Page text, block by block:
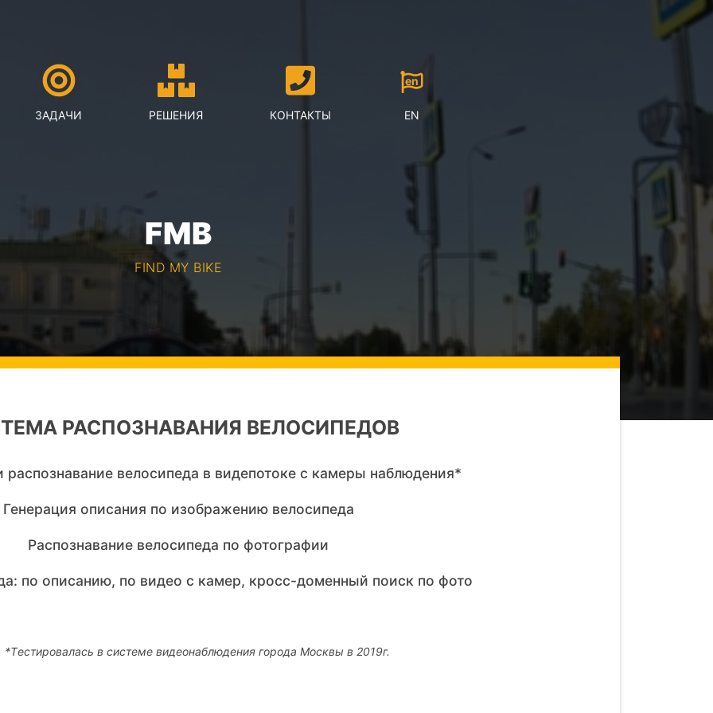
ЗАДАЧИ РЕШЕНИЯ КОНТАКТЫ
en
EN
FMB
FIND MY BIKE
РАСПОЗНАВАНИЯ ВЕЛОСИПЕДОВ
велосипеда в видепотоке с камеры наблюдения*
Генерация описания по изображению велосипеда
Распознавание велосипеда по фотографии
по описанию, по видео с камер, кросс-доменный поиск по фото
*Tестировалась в системе видеонаблюдения города Москвы в 2019г.